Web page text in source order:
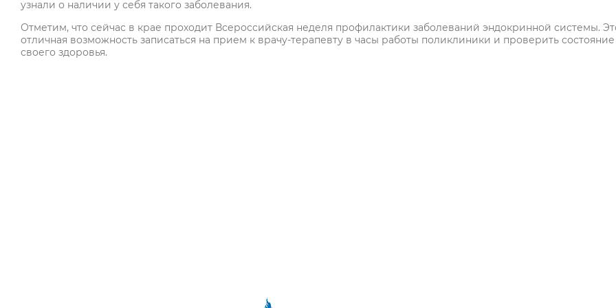
узнали о наличии у себя такого заболевания.
Отметим, что сейчас в крае проходит Всероссийская неделя профилактики заболеваний эндокринной системы.
отличная возможность записаться на прием к врачу-терапевту в часы работы поликлиники и проверить состояние
своего здоровья.